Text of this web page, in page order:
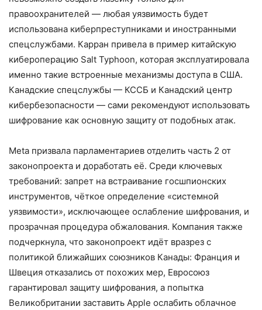
правоохранителей — любая уязвимость будет
использована киберпреступниками и иностранными
спецслужбами. Карран привела в пример китайскую
кибероперацию Salt Typhoon, которая эксплуатировала
именно такие встроенные механизмы доступа в США.
Канадские спецслужбы — КССБ и Канадский центр
кибербезопасности — сами рекомендуют использовать
шифрование как основную защиту от подобных атак.
Meta призвала парламентариев отделить часть 2 от
законопроекта и доработать её. Среди ключевых
требований: запрет на встраивание госшпионских
инструментов, чёткое определение «системной
уязвимости», исключающее ослабление шифрования, и
прозрачная процедура обжалования. Компания также
подчеркнула, что законопроект идёт вразрез с
политикой ближайших союзников Канады: Франция и
Швеция отказались от похожих мер, Евросоюз
гарантировал защиту шифрования, а попытка
Великобритании заставить Apple ослабить облачное